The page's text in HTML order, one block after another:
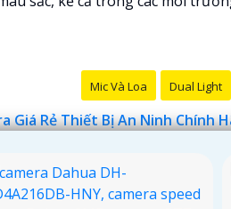
Mic Và Loa Dual Light
Giá Rẻ Thiết Bị An Ninh Chính